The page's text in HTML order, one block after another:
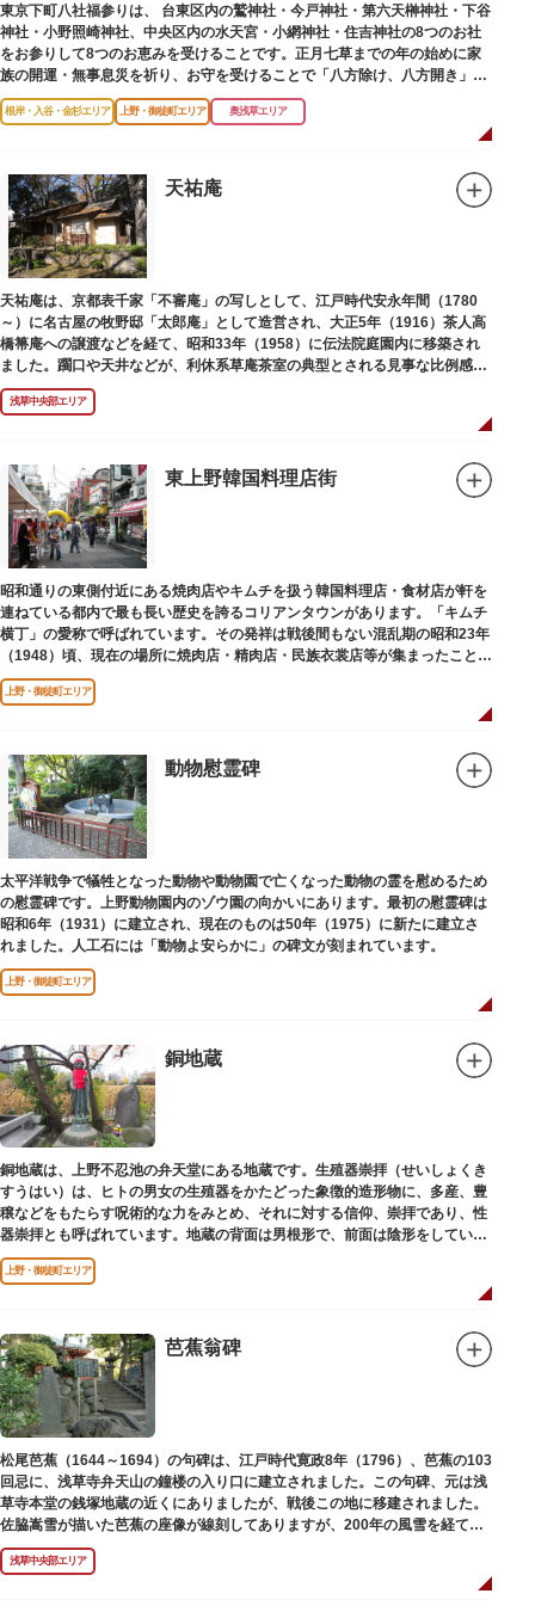
東京下町八社福参りは、 台東区内の鷲神社・今戸神社・第六天榊神社・下谷
神社・小野照崎神社、中央区内の水天宮・小網神社・住吉神社の8つのお社
をお参りして8つのお恵みを受けることです。正月七草までの年の始めに家
族の開運・無事息災を祈り、お守を受けることで「八方除け、八方開き」に
も通じます。
根岸・入谷・金杉エリア 上野・御徒町エリア 奥浅草エリア
天祐庵
天祐庵は、京都表千家「不審庵」の写しとして、江戸時代安永年間（1780
～）に名古屋の牧野邸「太郎庵」として造営され、大正5年（1916）茶人高
橋箒庵への譲渡などを経て、昭和33年（1958）に伝法院庭園内に移築され
ました。躙口や天井などが、利休系草庵茶室の典型とされる見事な比例感を
醸し出しています。
浅草中央部エリア
東上野韓国料理店街
昭和通りの東側付近にある焼肉店やキムチを扱う韓国料理店・食材店が軒を
連ねている都内で最も長い歴史を誇るコリアンタウンがあります。「キムチ
横丁」の愛称で呼ばれています。その発祥は戦後間もない混乱期の昭和23年
（1948）頃、現在の場所に焼肉店・精肉店・民族衣裳店等が集まったことに
端を発しています。
上野・御徒町エリア
動物慰霊碑
太平洋戦争で犠牲となった動物や動物園で亡くなった動物の霊を慰めるため
の慰霊碑です。上野動物園内のゾウ園の向かいにあります。最初の慰霊碑は
昭和6年（1931）に建立され、現在のものは50年（1975）に新たに建立さ
れました。人工石には「動物よ安らかに」の碑文が刻まれています。
上野・御徒町エリア
銅地蔵
銅地蔵は、上野不忍池の弁天堂にある地蔵です。生殖器崇拝（せいしょくき
すうはい）は、ヒトの男女の生殖器をかたどった象徴的造形物に、多産、豊
穣などをもたらす呪術的な力をみとめ、それに対する信仰、崇拝であり、性
器崇拝とも呼ばれています。地蔵の背面は男根形で、前面は陰形をしていま
す。
上野・御徒町エリア
芭蕉翁碑
松尾芭蕉（1644～1694）の句碑は、江戸時代寛政8年（1796）、芭蕉の103
回忌に、浅草寺弁天山の鐘楼の入り口に建立されました。この句碑、元は浅
草寺本堂の銭塚地蔵の近くにありましたが、戦後この地に移建されました。
佐脇嵩雪が描いた芭蕉の座像が線刻してありますが、200年の風雪を経て、
碑石も欠損し、碑面の判読も困難となっています。
浅草中央部エリア